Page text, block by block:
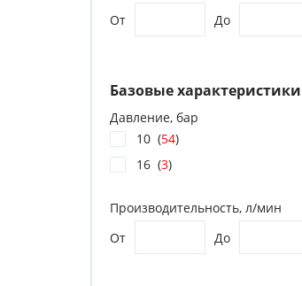
От
До
Базовые характеристики
Давление, бар
10 (54)
16 (3)
Производительность, л/мин
От
До